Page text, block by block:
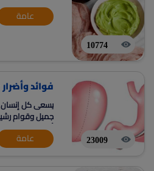
10774
للأطفال إذ
الجسديعامة
23009
فوائد
يسعى كل إنسان
جميل وقوام
أنظمة الحمية،
وقد يصل الحال
عامة